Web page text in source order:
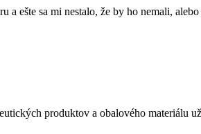
ešte sa mi nestalo, že by ho nemali,
produktov a obalového materiálu